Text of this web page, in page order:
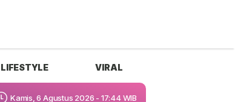
LIFESTYLE VIRAL
Kamis, 6 Agustus 2026 - 17:44 WIB